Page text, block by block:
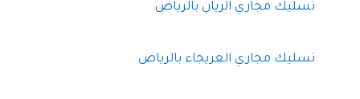
تسليك مجاري الريان بالرياض
تسليك مجاري العريجاء بالرياض